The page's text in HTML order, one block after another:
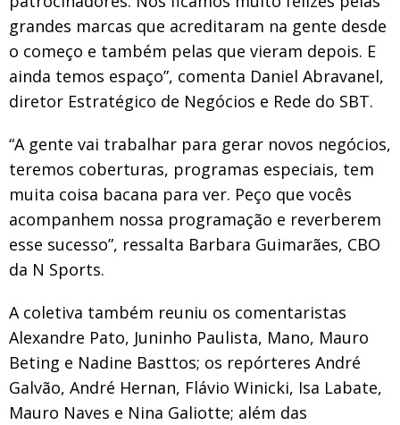
grandes marcas que acreditaram na gente desde
o começo e também pelas que vieram depois. E
ainda temos espaço”, comenta Daniel Abravanel,
diretor Estratégico de Negócios e Rede do SBT.
“A gente vai trabalhar para gerar novos negócios,
teremos coberturas, programas especiais, tem
muita coisa bacana para ver. Peço que vocês
acompanhem nossa programação e reverberem
esse sucesso”, ressalta Barbara Guimarães, CBO
da N Sports.
A coletiva também reuniu os comentaristas
Alexandre Pato, Juninho Paulista, Mano, Mauro
Beting e Nadine Basttos; os repórteres André
Galvão, André Hernan, Flávio Winicki, Isa Labate,
Mauro Naves e Nina Galiotte; além das